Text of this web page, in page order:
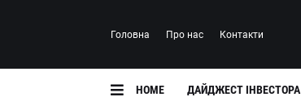
Головна Про нас Контакти
HOME ДАЙДЖЕСТ ІНВЕСТОРА